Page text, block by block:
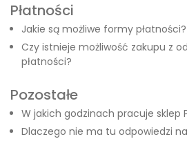
Płatności
Jakie są możliwe formy płatności?
Czy istnieje możliwość zakupu z
płatności?
Pozostałe
W jakich godzinach pracuje sklep
Dlaczego nie ma tu odpowiedzi